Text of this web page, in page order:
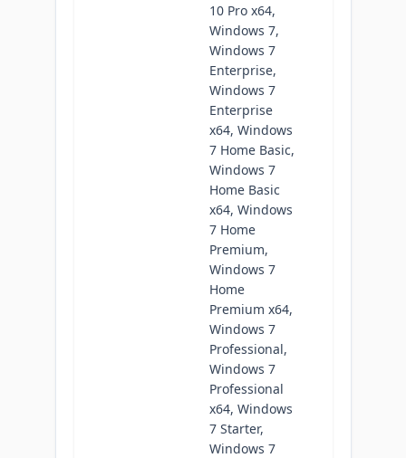
10 Pro x64,
Windows 7,
Windows 7
Enterprise,
Windows 7
Enterprise
x64, Windows
7 Home Basic,
Windows 7
Home Basic
x64, Windows
7 Home
Premium,
Windows 7
Home
Premium x64,
Windows 7
Professional,
Windows 7
Professional
x64, Windows
7 Starter,
Windows 7